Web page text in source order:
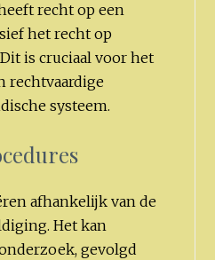
recht op een
het recht op
is cruciaal voor het
rechtvaardige
systeem.
afhankelijk van de
Het kan
gevolgd